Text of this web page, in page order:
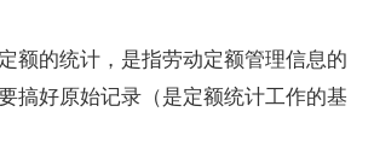
的统计，是指劳动定额管理信息的
搞好原始记录（是定额统计工作的基